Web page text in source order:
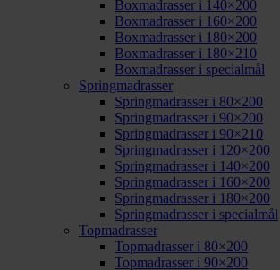
Boxmadrasser i 140×200
Boxmadrasser i 160×200
Boxmadrasser i 180×200
Boxmadrasser i 180×210
Boxmadrasser i specialmål
Springmadrasser
Springmadrasser i 80×200
Springmadrasser i 90×200
Springmadrasser i 90×210
Springmadrasser i 120×200
Springmadrasser i 140×200
Springmadrasser i 160×200
Springmadrasser i 180×200
Springmadrasser i specialmål
Topmadrasser
Topmadrasser i 80×200
Topmadrasser i 90×200